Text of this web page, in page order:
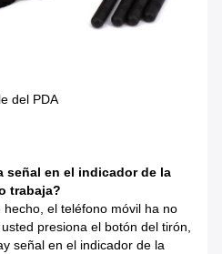
del PDA
señal en el indicador de la
trabaja?
el teléfono móvil ha no
presiona el botón del tirón,
señal en el indicador de la